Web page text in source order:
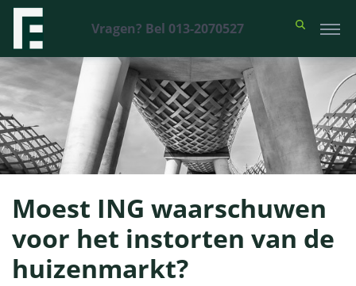
Vragen? Bel 013-2070527
Moest ING waarschuwen
voor het instorten van de
huizenmarkt?